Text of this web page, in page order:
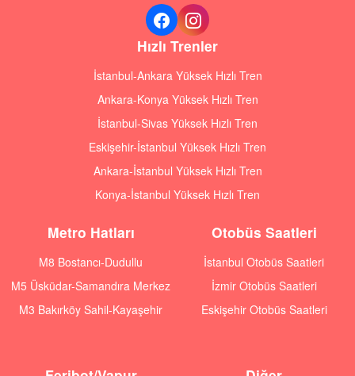
Hızlı Trenler
İstanbul-Ankara Yüksek Hızlı Tren
Ankara-Konya Yüksek Hızlı Tren
İstanbul-Sivas Yüksek Hızlı Tren
Eskişehir-İstanbul Yüksek Hızlı Tren
Ankara-İstanbul Yüksek Hızlı Tren
Konya-İstanbul Yüksek Hızlı Tren
Metro Hatları
M8 Bostancı-Dudullu
M5 Üsküdar-Samandıra Merkez
M3 Bakırköy Sahil-Kayaşehir
Otobüs Saatleri
İstanbul Otobüs Saatleri
İzmir Otobüs Saatleri
Eskişehir Otobüs Saatleri